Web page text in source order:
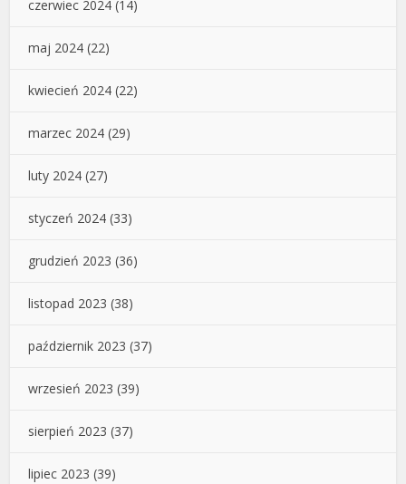
czerwiec 2024 (14)
maj 2024 (22)
kwiecień 2024 (22)
marzec 2024 (29)
luty 2024 (27)
styczeń 2024 (33)
grudzień 2023 (36)
listopad 2023 (38)
październik 2023 (37)
wrzesień 2023 (39)
sierpień 2023 (37)
lipiec 2023 (39)